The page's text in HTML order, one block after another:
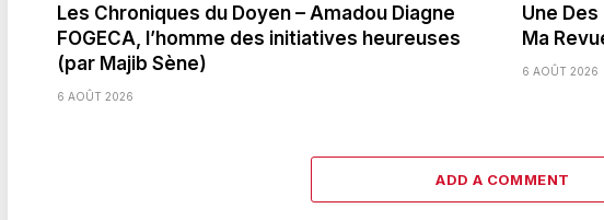
Les Chroniques du Doyen – Amadou Diagne
FOGECA, l’homme des initiatives heureuses
(par Majib Sène)
6 AOÛT 2026
Une
Ma
6 AOÛT 2026
ADD A COMMENT